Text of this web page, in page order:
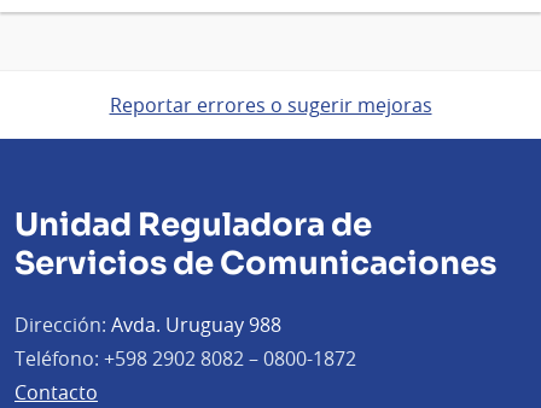
Reportar errores o sugerir mejoras
Unidad Reguladora de
Servicios de Comunicaciones
Dirección: Avda. Uruguay 988
Teléfono: +598 2902 8082 – 0800-1872
Contacto